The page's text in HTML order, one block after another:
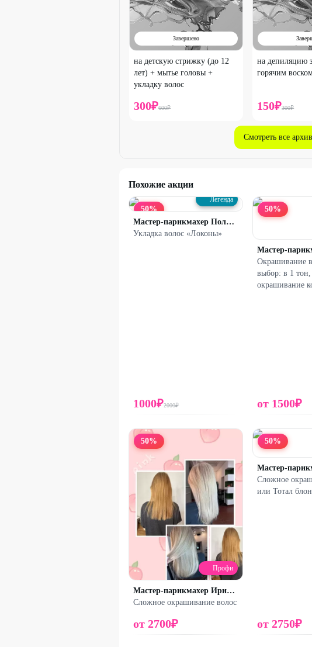
Завершено
на детскую стрижку (до 12
лет) + мытье головы +
укладку волос
300₽600₽
на депиляцию
горячим
150₽300₽
Смотреть все
Похожие акции
50%
Легенда
Мастер-парикмахер Полякова Елена
Укладка волос «Локоны»
1000₽2000₽
50%
Окрашивание
выбор: в 1
окрашивание
от 1500₽
50%
Профи
Мастер-парикмахер Ирина Герасимова
Сложное окрашивание волос
от2700₽
50%
Сложное
или Тотал
от 2750₽